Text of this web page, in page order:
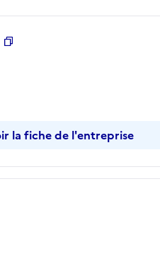
la fiche de l'entreprise